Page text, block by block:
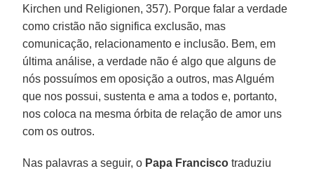
Kirchen und Religionen, 357). Porque falar a verdade
como cristão não significa exclusão, mas
comunicação, relacionamento e inclusão. Bem, em
última análise, a verdade não é algo que alguns de
nós possuímos em oposição a outros, mas Alguém
que nos possui, sustenta e ama a todos e, portanto,
nos coloca na mesma órbita de relação de amor uns
com os outros.
Nas palavras a seguir, o Papa Francisco traduziu